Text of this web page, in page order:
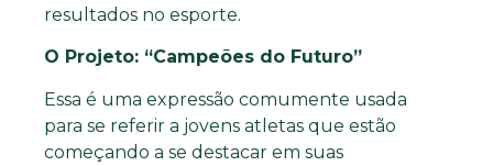
resultados no esporte.
O Projeto: “Campeões do Futuro”
Essa é uma expressão comumente usada
para se referir a jovens atletas que estão
começando a se destacar em suas